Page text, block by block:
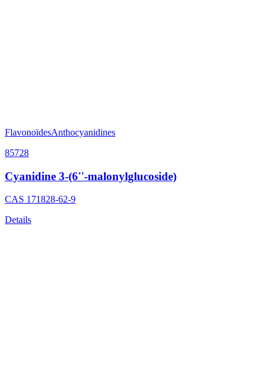
FlavonoïdesAnthocyanidines
85728
Cyanidine 3-(6''-malonylglucoside)
CAS 171828-62-9
Details